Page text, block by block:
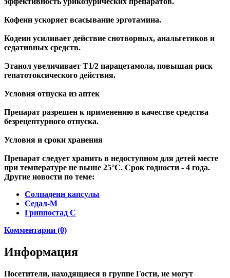
Кофеин ускоряет всасывание эрготамина.
Кодеин усиливает действие снотворных, анальгетиков и
седативных средств.
Этанол увеличивает T1/2 парацетамола, повышая риск
гепатотоксического действия.
Условия отпуска из аптек
Препарат разрешен к применению в качестве средства
безрецептурного отпуска.
Условия и сроки хранения
Препарат следует хранить в недоступном для детей месте
при температуре не выше 25°С. Срок годности - 4 года.
Другие новости по теме:
Солпадеин капсулы
Седал-М
Гриппостад С
Комментарии (0)
Информация
Посетители, находящиеся в группе Гости, не могут